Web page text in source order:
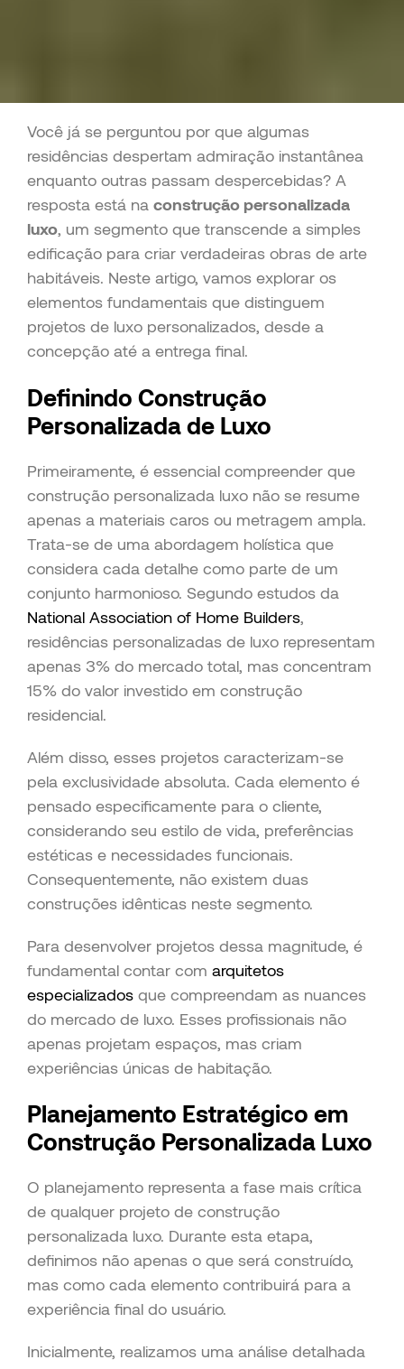
Você já se perguntou por que algumas
residências despertam admiração instantânea
enquanto outras passam despercebidas? A
resposta está na construção personalizada
luxo, um segmento que transcende a simples
edificação para criar verdadeiras obras de arte
habitáveis. Neste artigo, vamos explorar os
elementos fundamentais que distinguem
projetos de luxo personalizados, desde a
concepção até a entrega final.
Definindo Construção
Personalizada de Luxo
Primeiramente, é essencial compreender que
construção personalizada luxo não se resume
apenas a materiais caros ou metragem ampla.
Trata-se de uma abordagem holística que
considera cada detalhe como parte de um
conjunto harmonioso. Segundo estudos da
National Association of Home Builders,
residências personalizadas de luxo representam
apenas 3% do mercado total, mas concentram
15% do valor investido em construção
residencial.
Além disso, esses projetos caracterizam-se
pela exclusividade absoluta. Cada elemento é
pensado especificamente para o cliente,
considerando seu estilo de vida, preferências
estéticas e necessidades funcionais.
Consequentemente, não existem duas
construções idênticas neste segmento.
Para desenvolver projetos dessa magnitude, é
fundamental contar com arquitetos
especializados que compreendam as nuances
do mercado de luxo. Esses profissionais não
apenas projetam espaços, mas criam
experiências únicas de habitação.
Planejamento Estratégico em
Construção Personalizada Luxo
O planejamento representa a fase mais crítica
de qualquer projeto de construção
personalizada luxo. Durante esta etapa,
definimos não apenas o que será construído,
mas como cada elemento contribuirá para a
experiência final do usuário.
Inicialmente, realizamos uma análise detalhada